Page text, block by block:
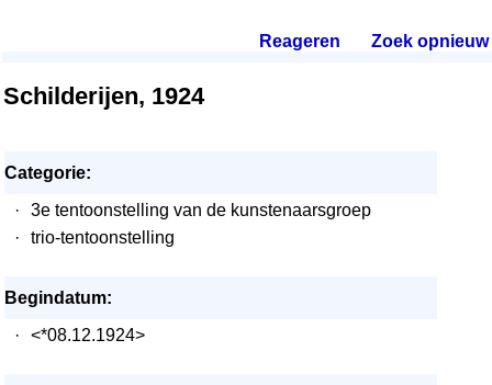
Reageren Zoek opnieuw.
Schilderijen, 1924
Categorie:
·
3e tentoonstelling van de kunstenaarsgroep
·
trio-tentoonstelling
Begindatum:
·
<*08.12.1924>